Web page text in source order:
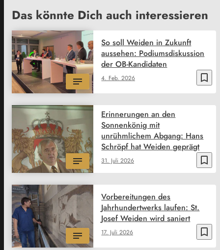
Das könnte Dich auch interessieren
bookmark_border
4. Feb. 2026
So soll Weiden in Zukunft
aussehen: Podiumsdiskussion
der OB-Kandidaten
bookmark_border
31. Juli 2026
Erinnerungen an den
Sonnenkönig mit
unrühmlichem Abgang: Hans
Schröpf hat Weiden geprägt
bookmark_border
17. Juli 2026
Vorbereitungen des
Jahrhundertwerks laufen: St.
Josef Weiden wird saniert